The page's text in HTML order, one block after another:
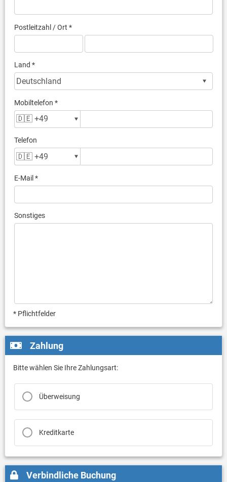
Postleitzahl / Ort *
Land *
Mobiltelefon *
Telefon
E-Mail *
Sonstiges
* Pflichtfelder
Zahlung
Bitte wählen Sie Ihre Zahlungsart:
Überweisung
Kreditkarte
Verbindliche Buchung